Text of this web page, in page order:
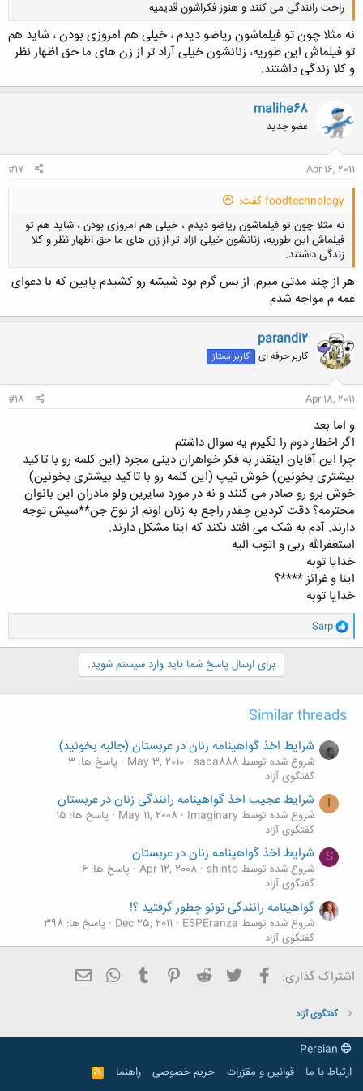
راحت رانندگی می کنند و هنوز فکراشون قدیمیه
نه مثلا چون تو فیلماشون ریاضو دیدم ، خیلی هم امروزی بودن ، شاید هم
تو فیلماش این طوریه، زنانشون خیلی آزاد تر از زن های ما حق اظهار نظر
و کلا زندگی داشتند.
malihe68
عضو جدید
Apr 16, 2011
#17
foodtechnology گفت:
نه مثلا چون تو فیلماشون ریاضو دیدم ، خیلی هم امروزی بودن ، شاید هم تو
فیلماش این طوریه، زنانشون خیلی آزاد تر از زن های ما حق اظهار نظر و کلا
زندگی داشتند.
هر از چند مدتی میرم. از بس گرم بود شیشه رو کشیدم پایین که با دعوای
عمه م مواجه شدم
parandi2
کاربر حرفه ای کاربر ممتاز
Apr 18, 2011
#18
و اما بعد
اگر اخطار دوم را نگیرم یه سوال داشتم
چرا این آقایان اینقدر به فکر خواهران دینی مجرد (این کلمه رو با تاکید
بیشتری بخونین) خوش تیپ (این کلمه رو با تاکید بیشتری بخونین)
خوش برو رو صادر می کنند و نه در مورد سایرین ولو مادران این بانوان
محترمه؟ دقت کردین چقدر راجع به زنان اونم از نوع جن**سیش توجه
دارند. آدم به شک می افتد نکند که اینا مشکل دارند.
استغفرالله ربی و اتوب الیه
خدایا توبه
اینا و غرائز ****؟
خدایا توبه
و
ا
ک
:
Sarp
برای ارسال پاسخ شما باید وارد سیستم شوید.
Similar threads
شرایط اخذ گواهینامه زنان در عربستان (جالبه بخونید)
شروع شده توسط saba888 May 3, 2010
پاسخ ها: 3
گفتگوی آزاد
I شرایط عجیب اخذ گواهینامه رانندگی زنان در عربستان
شروع شده توسط Imaginary May 11, 2008
پاسخ ها: 15
گفتگوی آزاد
S شرایط اخذ گواهینامه زنان در عربستان
شروع شده توسط shinto Apr 12, 2008 پاسخ ها: 6
گفتگوی آزاد
گواهینامه رانندگی تونو چطور گرفتید ؟!
شروع شده توسط ESPEranza Dec 25, 2011
پاسخ ها: 398
گفتگوی آزاد
آزمون اخذ گواهینامه تخصصی ازدواج!!!
شروع شده توسط M.AYDIN Oct 13, 2010
پاسخ ها: 3
اشتراک گذاری: فیسبوک تویتر Reddit
Pinterest
Tumblr
WhatsApp
گفتگوی آزاد
ارتباط با ما
قوانین و مقرّرات حریم خصوصی راهنما
R
S